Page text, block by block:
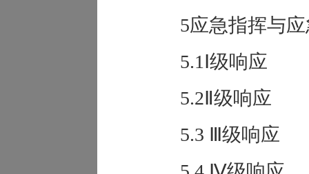
5应急指挥与
5.1Ⅰ级响应
5.2Ⅱ级响应
5.3 Ⅲ级响应